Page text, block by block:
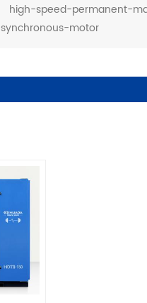
high-speed-permanent-
synchronous-motor